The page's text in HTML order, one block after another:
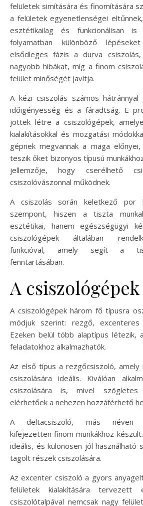
felületek simítására és finomítására
a felületek egyenetlenségei
esztétikailag és funkcionálisan
folyamatban különböző
elsődleges fázis a durva
nagyobb hibákat, míg a finom
felület minőségét javítja.
A kézi csiszolás számos
időigényesség és a fáradtság. E
jöttek létre a csiszológépek,
kialakításokkal és mozgatási
gépnek megvannak a maga előnyei,
teszik őket bizonyos típusú
jellemzője, hogy cserélhető
csiszolóvászonnal működnek.
A csiszolás során keletkező por
szempont, hiszen a tiszta
esztétikai, hanem egészségügyi
csiszológépek általában
funkcióval, amely segít a
fenntartásában.
A
A csiszológépek három fő típusra
módjuk szerint: rezgő, excenteres
Ezeken belül több alaptípus létezik,
feladatokhoz alkalmazhatók.
Az első típus a rezgőcsiszoló, amely
csiszolására ideális. Kiválóan
csiszolására is, mivel szögletes
elérhetőek a nehezen hozzáférhető
A deltacsiszoló, más néven
kifejezetten finom munkákhoz
ideális, és különösen jól használható
tagolt részek csiszolására.
Az excenter csiszoló a gyors
felületek kialakítására tervezett
csiszolótalpával nemcsak nagy